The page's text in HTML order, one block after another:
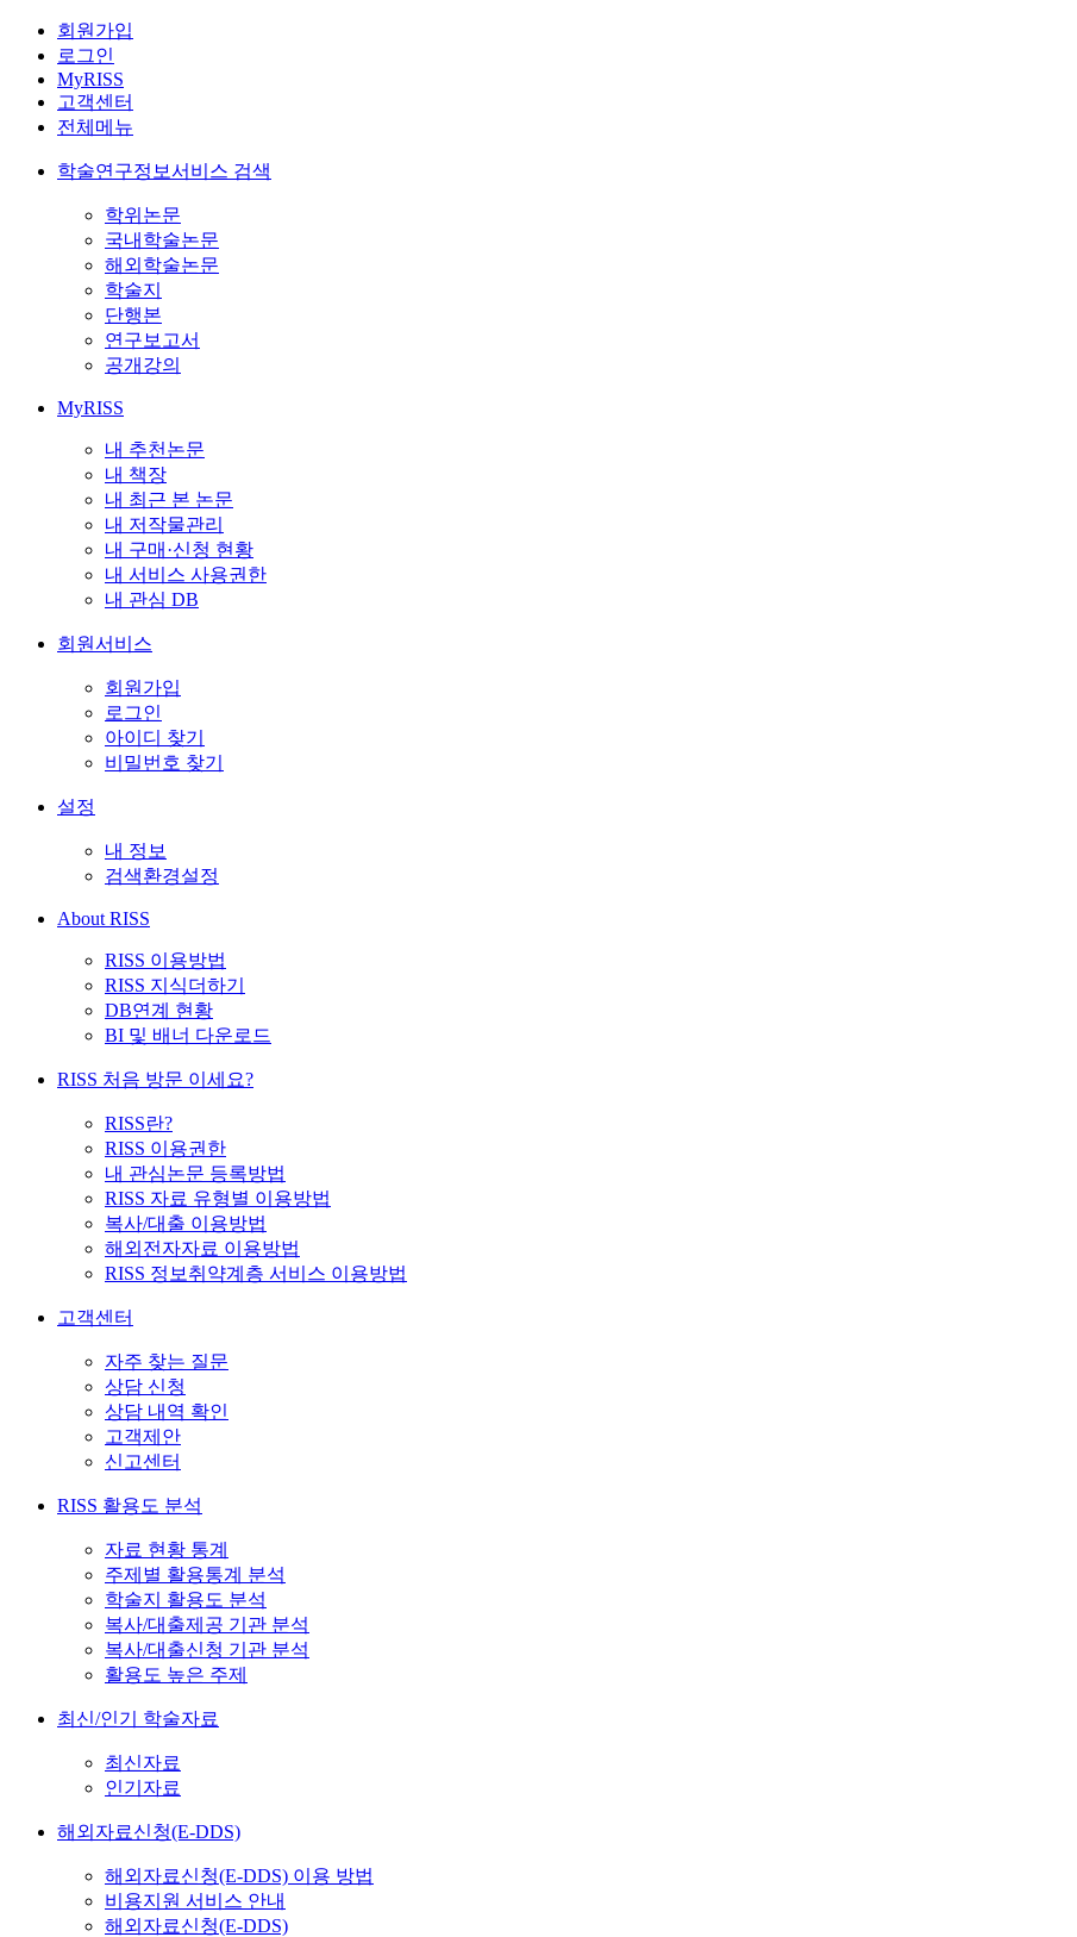
회원가입
로그인
MyRISS
고객센터
전체메뉴
학술연구정보서비스 검색
학위논문
국내학술논문
해외학술논문
학술지
단행본
연구보고서
공개강의
MyRISS
내 추천논문
내 책장
내 최근 본 논문
내 저작물관리
내 구매·신청 현황
내 서비스 사용권한
내 관심 DB
회원서비스
회원가입
로그인
아이디 찾기
비밀번호 찾기
설정
내 정보
검색환경설정
About RISS
RISS 이용방법
RISS 지식더하기
DB연계 현황
BI 및 배너 다운로드
RISS 처음 방문 이세요?
RISS란?
RISS 이용권한
내 관심논문 등록방법
RISS 자료 유형별 이용방법
복사/대출 이용방법
해외전자자료 이용방법
RISS 정보취약계층 서비스 이용방법
고객센터
자주 찾는 질문
상담 신청
상담 내역 확인
고객제안
신고센터
RISS 활용도 분석
자료 현황 통계
주제별 활용통계 분석
학술지 활용도 분석
복사/대출제공 기관 분석
복사/대출신청 기관 분석
활용도 높은 주제
최신/인기 학술자료
최신자료
인기자료
해외자료신청(E-DDS)
해외자료신청(E-DDS) 이용 방법
비용지원 서비스 안내
해외자료신청(E-DDS)